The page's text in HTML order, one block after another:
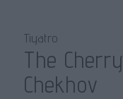
Tiyatro
The
Chekhov